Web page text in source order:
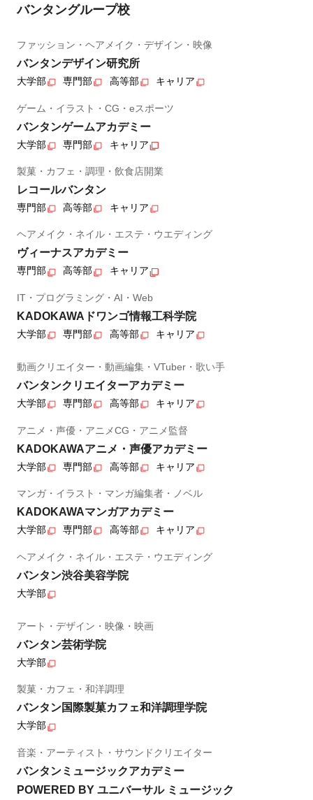
バンタングループ校
ファッション・ヘアメイク・デザイン・映像
バンタンデザイン研究所
大学部 専門部 高等部 キャリア
ゲーム・イラスト・CG・eスポーツ
バンタンゲームアカデミー
大学部 専門部 キャリア
製菓・カフェ・調理・飲食店開業
レコールバンタン
専門部 高等部 キャリア
ヘアメイク・ネイル・エステ・ウエディング
ヴィーナスアカデミー
専門部 高等部 キャリア
IT・プログラミング・AI・Web
KADOKAWAドワンゴ情報工科学院
大学部 専門部 高等部 キャリア
動画クリエイター・動画編集・VTuber・歌い手
バンタンクリエイターアカデミー
大学部 専門部 高等部 キャリア
アニメ・声優・アニメCG・アニメ監督
KADOKAWAアニメ・声優アカデミー
大学部 専門部 高等部 キャリア
マンガ・イラスト・マンガ編集者・ノベル
KADOKAWAマンガアカデミー
大学部 専門部 高等部 キャリア
ヘアメイク・ネイル・エステ・ウエディング
バンタン渋谷美容学院
大学部
アート・デザイン・映像・映画
バンタン芸術学院
大学部
製菓・カフェ・和洋調理
バンタン国際製菓カフェ和洋調理学院
大学部
音楽・アーティスト・サウンドクリエイター
バンタンミュージックアカデミー
POWERED BY ユニバーサル ミュージック